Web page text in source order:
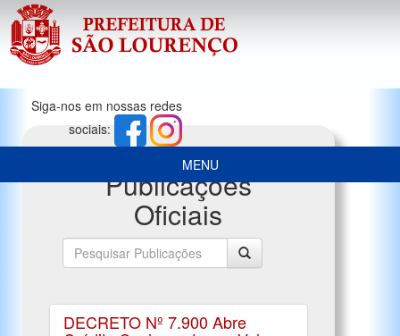
Siga-nos em nossas redes
sociais:
MENU
Publicações
Oficiais
DECRETO Nº 7.900 Abre